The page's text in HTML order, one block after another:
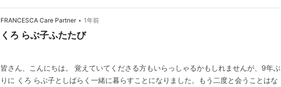
FRANCESCA Care Partner • 1年前
くろ らぶ子ふたたび
皆さん、こんにちは。 覚えていてくださる方もいらっしゃるかもしれませんが、9年ぶ
りに くろ らぶ子としばらく一緒に暮らすことになりました。もう二度と会うことはな